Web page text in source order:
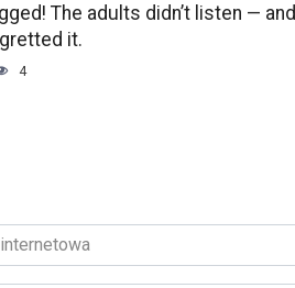
The adults didn’t listen — and
it.
4